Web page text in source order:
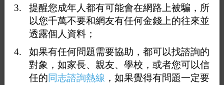
提醒您成年人都有可能會在網路上被騙，所
以您千萬不要和網友有任何金錢上的往來並
透露個人資料；
如果有任何問題需要協助，都可以找諮詢的
對象，如家長、親友、學校，或者您可以信
任的同志諮詢熱線 ，如果覺得有問題一定要